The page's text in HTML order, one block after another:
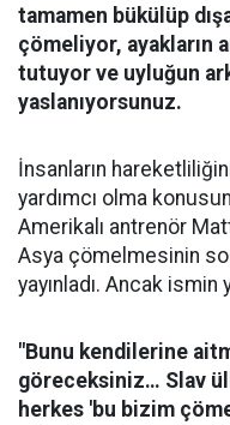
tamamen bükülüp
çömeliyor, ayakların
tutuyor ve uyluğun
yaslanıyorsunuz.
İnsanların
yardımcı olma
Amerikalı antrenör
Asya çömelmesinin
yayınladı. Ancak ismin
"Bunu kendilerine
göreceksiniz… Slav
herkes 'bu bizim